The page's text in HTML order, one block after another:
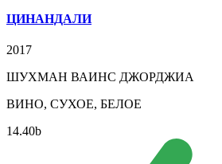
ЦИНАНДАЛИ
2017
ШУХМАН ВАИНС ДЖОРДЖИА
ВИНО, СУХОЕ, БЕЛОЕ
14.40b